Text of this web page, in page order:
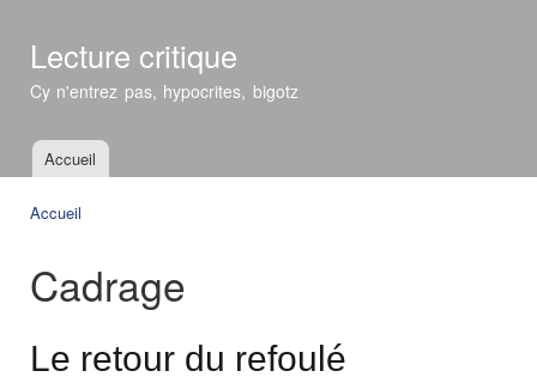
Lecture critique
Cy n'entrez pas, hypocrites, bigotz
Menu principal
Accueil
Accueil
Cadrage
Le retour du refoulé